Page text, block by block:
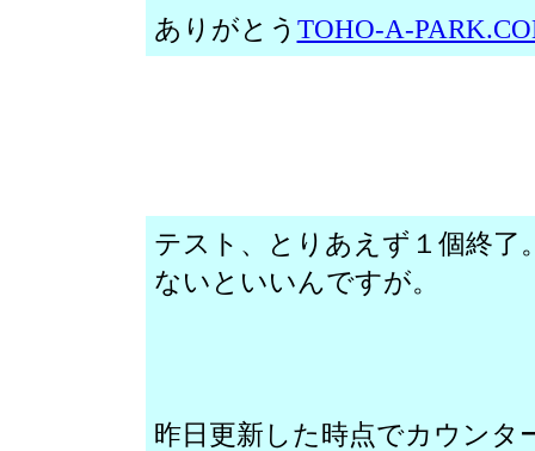
ありがとう TOHO-A-
テスト、とりあえず１個終了
ないといいんですが。
昨日更新した時点でカウン